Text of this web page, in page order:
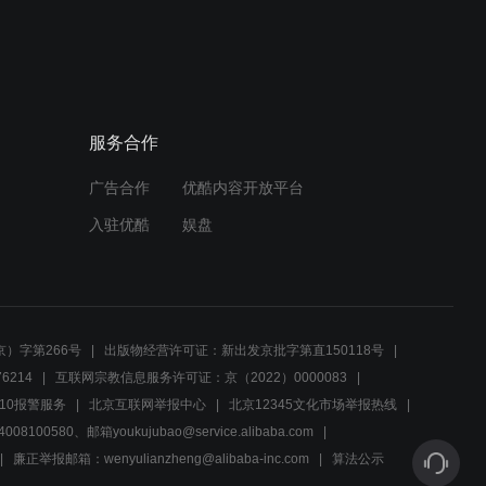
服务合作
广告合作 优酷内容开放平台
入驻优酷 娱盘
）字第266号
出版物经营许可证：新出发京批字第直150118号
互联网宗教信息服务许可证：京（2022）0000083
报警服务
北京互联网举报中心
北京12345文化市场举报热线
、邮箱youkujubao@service.alibaba.com
廉正举报邮箱：wenyulianzheng@alibaba-inc.com
算法公示